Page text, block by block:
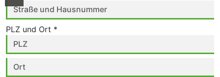
PLZ und Ort *